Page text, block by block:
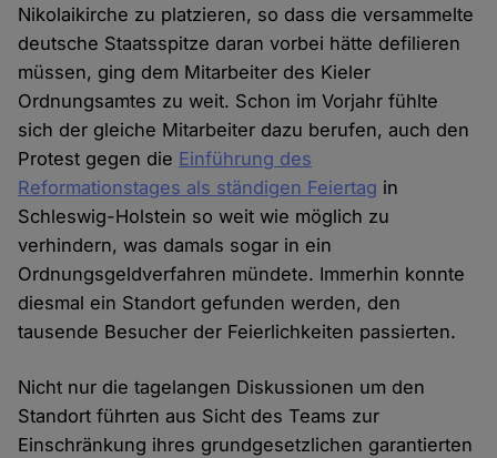
Nikolaikirche zu platzieren, so dass die versammelte
deutsche Staatsspitze daran vorbei hätte defilieren
müssen, ging dem Mitarbeiter des Kieler
Ordnungsamtes zu weit. Schon im Vorjahr fühlte
sich der gleiche Mitarbeiter dazu berufen, auch den
Protest gegen die Einführung des
Reformationstages als ständigen Feiertag in
Schleswig-Holstein so weit wie möglich zu
verhindern, was damals sogar in ein
Ordnungsgeldverfahren mündete. Immerhin konnte
diesmal ein Standort gefunden werden, den
tausende Besucher der Feierlichkeiten passierten.
Nicht nur die tagelangen Diskussionen um den
Standort führten aus Sicht des Teams zur
Einschränkung ihres grundgesetzlichen garantierten